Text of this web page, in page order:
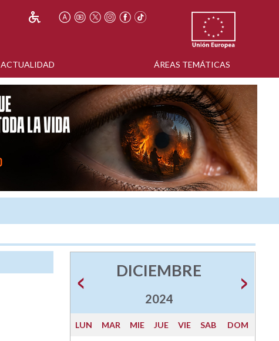
ACTUALIDAD ÁREAS TEMÁTICAS
DICIEMBRE
2024
LUN MAR MIE JUE VIE SAB DOM